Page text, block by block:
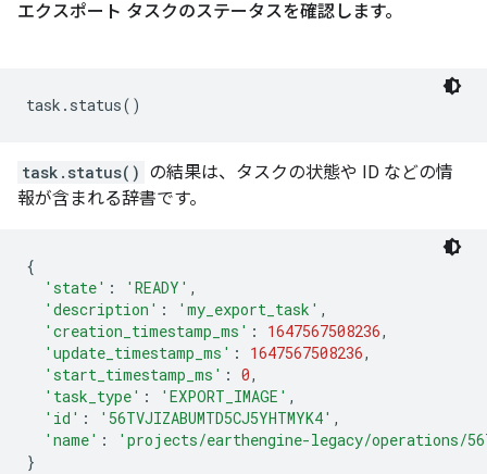
エクスポート タスクのステータスを確認します。
task . status()
task.status() の結果は、タスクの状態や ID などの情
報が含まれる辞書です。
{
'state' : 'READY' ,
'description' : 'my_export_task' ,
'creation_timestamp_ms' : 1647567508236,
'update_timestamp_ms' : 1647567508236,
'start_timestamp_ms' : 0,
'task_type' : 'EXPORT_IMAGE' ,
'id' : '56TVJIZABUMTD5CJ5YHTMYK4' ,
'name' :
'projects/earthengine-legacy/operations/
}